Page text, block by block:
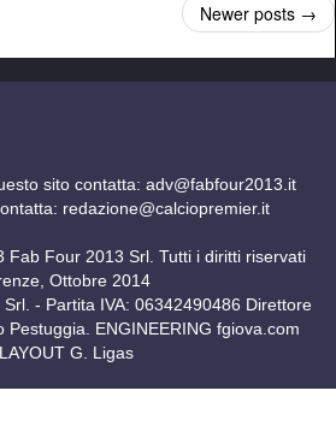
Newer posts →
sito contatta: adv@fabfour2013.it
redazione@calciopremier.it
Fab Four 2013 Srl. Tutti i diritti riservati
Ottobre 2014
- Partita IVA: 06342490486 Direttore
Pestuggia. ENGINEERING fgiova.com
LAYOUT G. Ligas